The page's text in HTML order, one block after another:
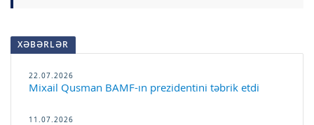
XƏBƏRLƏR
22.07.2026
Mixail Qusman BAMF-ın prezidentini təbrik etdi
11.07.2026